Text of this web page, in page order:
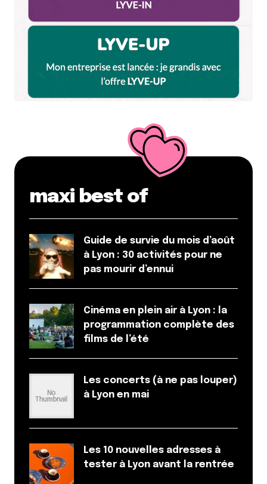
maxi best of
Guide de survie du mois d’août
à Lyon : 30 activités pour ne
pas mourir d’ennui
Cinéma en plein air à Lyon : la
programmation complète des
films de l’été
Les concerts (à ne pas louper)
à Lyon en mai
Les 10 nouvelles adresses à
tester à Lyon avant la rentrée